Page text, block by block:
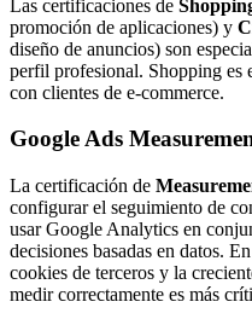
Las certificaciones de
promoción de aplicaciones) y
diseño de anuncios) son
perfil profesional. Shopping es
con clientes de e-commerce.
Google Ads
La certificación de
configurar el seguimiento de
usar Google Analytics en
decisiones basadas en datos.
cookies de terceros y la
medir correctamente es más